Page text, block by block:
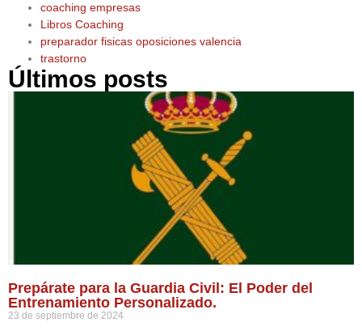
coaching empresas
Libros Coaching
preparador fisicas oposiciones valencia
trastorno
Últimos posts
Prepárate para la Guardia Civil: El Poder del
Entrenamiento Personalizado.
23 de septiembre de 2024